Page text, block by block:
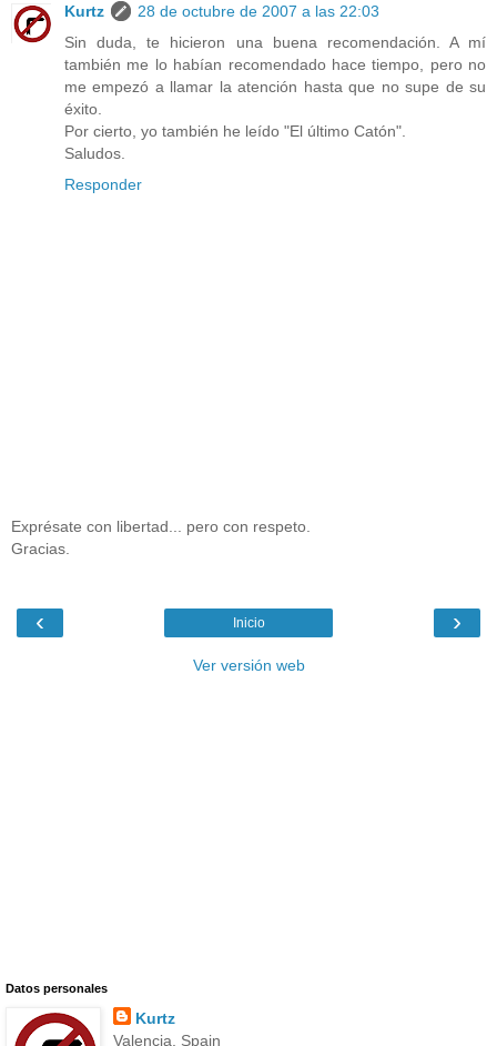
Kurtz
28 de octubre de 2007 a las 22:03
Sin duda, te hicieron una buena recomendación. A mí
también me lo habían recomendado hace tiempo, pero no
me empezó a llamar la atención hasta que no supe de su
éxito.
Por cierto, yo también he leído "El último Catón".
Saludos.
Responder
Exprésate con libertad... pero con respeto.
Gracias.
‹ ›
Inicio
Ver versión web
Datos personales
Kurtz
Valencia, Spain